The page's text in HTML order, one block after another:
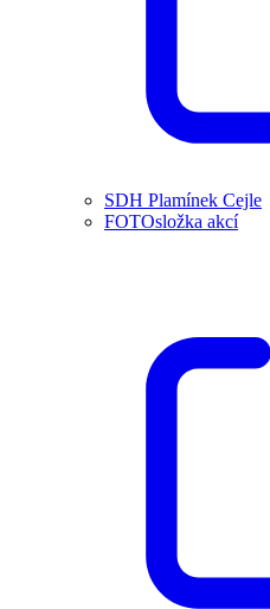
SDH Plamínek Cejle
FOTOsložka akcí